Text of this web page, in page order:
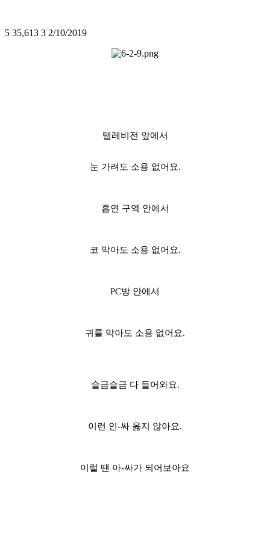
5 35,613 3 2/10/2019
텔레비전 앞에서
눈 가려도 소용 없어요.
흡연 구역 안에서
코 막아도 소용 없어요.
PC방 안에서
귀를 막아도 소용 없어요.
슬금슬금 다 들어와요.
이런 인-싸 옳지 않아요.
이럴 땐 아-싸가 되어보아요